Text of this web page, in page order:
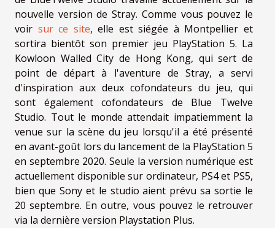
nouvelle version de Stray. Comme vous pouvez le
voir sur ce site, elle est siégée à Montpellier et
sortira bientôt son premier jeu PlayStation 5. La
Kowloon Walled City de Hong Kong, qui sert de
point de départ à l'aventure de Stray, a servi
d'inspiration aux deux cofondateurs du jeu, qui
sont également cofondateurs de Blue Twelve
Studio. Tout le monde attendait impatiemment la
venue sur la scène du jeu lorsqu'il a été présenté
en avant-goût lors du lancement de la PlayStation 5
en septembre 2020. Seule la version numérique est
actuellement disponible sur ordinateur, PS4 et PS5,
bien que Sony et le studio aient prévu sa sortie le
20 septembre. En outre, vous pouvez le retrouver
via la dernière version Playstation Plus.